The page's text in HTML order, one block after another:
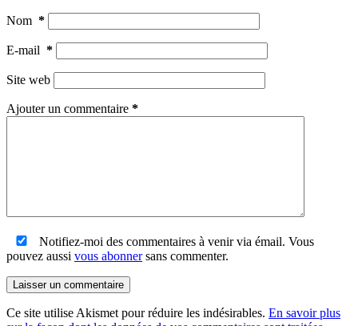
Nom *
E-mail *
Site web
Ajouter un commentaire *
Notifiez-moi des commentaires à venir via émail. Vous
pouvez aussi vous abonnersans commenter.
Laisser un commentaire
Ce site utilise Akismet pour réduire les indésirables. En savoir plus